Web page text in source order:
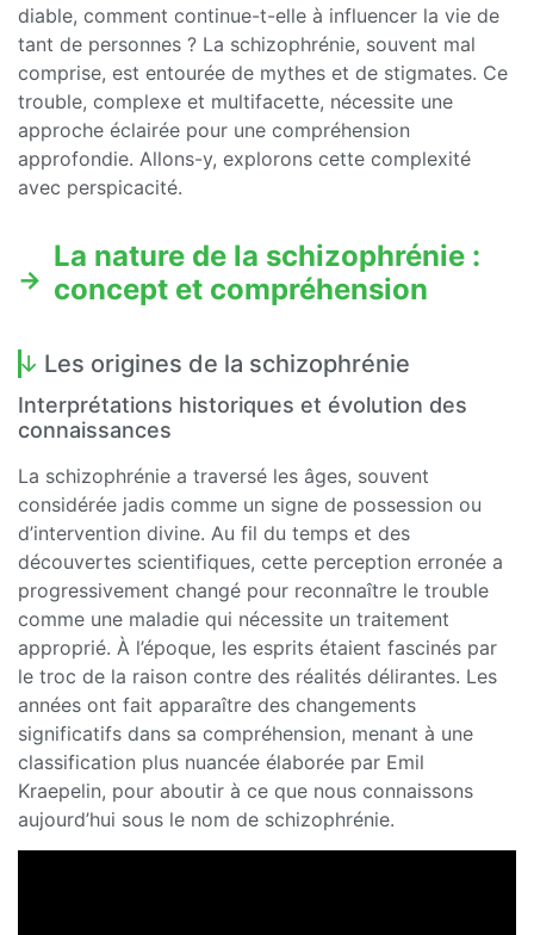
diable, comment continue-t-elle à influencer la vie de
tant de personnes ? La schizophrénie, souvent mal
comprise, est entourée de mythes et de stigmates. Ce
trouble, complexe et multifacette, nécessite une
approche éclairée pour une compréhension
approfondie. Allons-y, explorons cette complexité
avec perspicacité.
La nature de la schizophrénie :
concept et compréhension
Les origines de la schizophrénie
Interprétations historiques et évolution des
connaissances
La schizophrénie a traversé les âges, souvent
considérée jadis comme un signe de possession ou
d’intervention divine. Au fil du temps et des
découvertes scientifiques, cette perception erronée a
progressivement changé pour reconnaître le trouble
comme une maladie qui nécessite un traitement
approprié. À l’époque, les esprits étaient fascinés par
le troc de la raison contre des réalités délirantes. Les
années ont fait apparaître des changements
significatifs dans sa compréhension, menant à une
classification plus nuancée élaborée par Emil
Kraepelin, pour aboutir à ce que nous connaissons
aujourd’hui sous le nom de schizophrénie.